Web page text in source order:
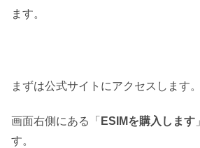
ます。
まずは公式サイトにアクセスします。
画面右側にある「 ESIMを購入します
す。